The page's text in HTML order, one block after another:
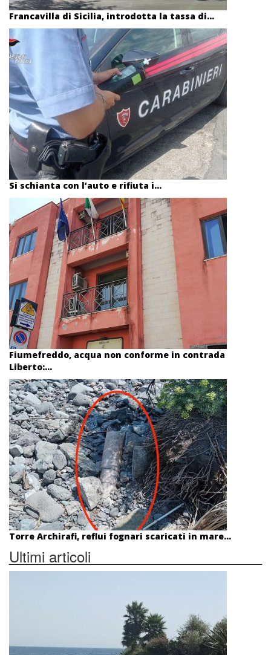
Francavilla di Sicilia, introdotta la tassa di...
Si schianta con l’auto e rifiuta i...
Fiumefreddo, acqua non conforme in contrada
Liberto:...
Torre Archirafi, reflui fognari scaricati in mare...
Ultimi articoli